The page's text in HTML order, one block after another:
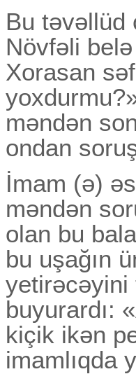
Bu təvəllüd
Növfəli
Xorasan
məndən
ondan
İmam (ə)
məndən
olan bu
bu uşağın
yetirəcəyini
buyurardı:
kiçik ikən
imamlıqda